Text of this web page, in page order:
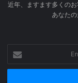
近年、ますます多くの
あなた
your
Email